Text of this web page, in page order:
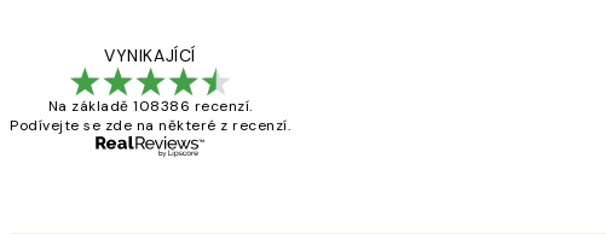
VYNIKAJÍCÍ
Na základě 108386 recenzí.
Podívejte se zde na některé z recenzí.